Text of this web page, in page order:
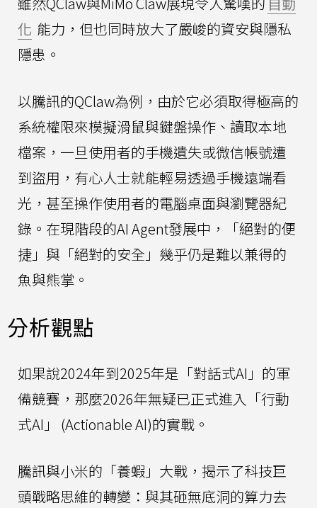
化 能力，但也同時放大了嚴峻的資安與隱私
隱患。
以騰訊的QClaw為例，由於它必須取得極高的
系統權限來模擬滑鼠與鍵盤操作、讀取本地
檔案，一旦使用者的手機遺失或微信帳號遭
到盜用，有心人士就能輕易透過手機遠端看
光，甚至操作使用者的電腦桌面與瀏覽器紀
錄。在現階段的AI Agent發展中，「絕對的便
捷」與「絕對的安全」幾乎仍是難以兼得的
魚與熊掌。
分析觀點
如果說2024年到2025年是「對話式AI」的軍
備競賽，那麼2026年無疑已正式進入「行動
式AI」 (Actionable AI)的實戰。
騰訊與小米的「養蝦」大戰，揭示了科技巨
頭戰略思維的轉變：與其砸無底洞的算力去